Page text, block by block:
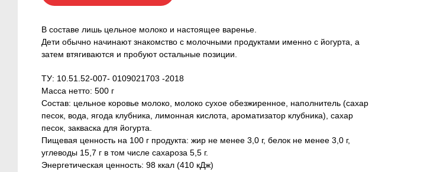
В составе лишь цельное молоко и настоящее варенье.
Дети обычно начинают знакомство с молочными продуктами именно с йогурта, а
затем втягиваются и пробуют остальные позиции.
ТУ: 10.51.52-007- 0109021703 -2018
Масса нетто: 500 г
Состав: цельное коровье молоко, молоко сухое обезжиренное, наполнитель (сахар
песок, вода, ягода клубника, лимонная кислота, ароматизатор клубника), сахар
песок, закваска для йогурта.
Пищевая ценность на 100 г продукта: жир не менее 3,0 г, белок не менее 3,0 г,
углеводы 15,7 г в том числе сахароза 5,5 г.
Энергетическая ценность: 98 ккал (410 кДж)